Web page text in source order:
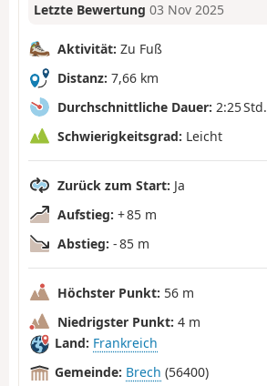
Letzte Bewertung 03 Nov 2025
Aktivität: Zu Fuß
Distanz: 7,66 km
Durchschnittliche Dauer: 2:25 Std.
Schwierigkeitsgrad: Leicht
Zurück zum Start: Ja
Aufstieg: + 85 m
Abstieg: - 85 m
Höchster Punkt: 56 m
Niedrigster Punkt: 4 m
Land: Frankreich
Gemeinde: Brech (56400)